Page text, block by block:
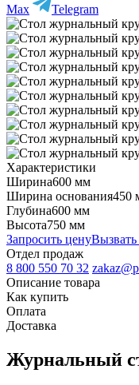
Max Telegram
Характеристики
Ширина600 мм
Ширина основания450
Глубина600 мм
Высота750 мм
Запросить цену
Отдел продаж
8 800 550 70 32
Описание товара
Как купить
Оплата
Доставка
Журнальный